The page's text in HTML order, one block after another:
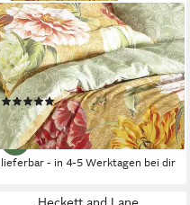
IRISETTE
Wendebettwäsche Magic
8856, Mako-Satin, 2 teilig,
edler Digitaldruck
(1)
84,95 €
lieferbar - in 4-5 Werktagen bei dir